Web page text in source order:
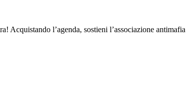
Acquistando l’agenda, sostieni l’associazione antimafia